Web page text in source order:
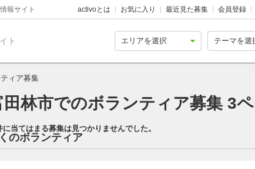
報サイト activoとは お気に入り 最近見た募集 会員登録
ト
ィア募集
田林市でのボランティア募集 3ペ
に当てはまる募集は見つかりませんでした。
のボランティア